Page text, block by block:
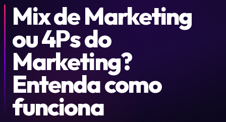
Mix de Marketing
ou 4Ps do
Marketing?
Entenda como
funciona